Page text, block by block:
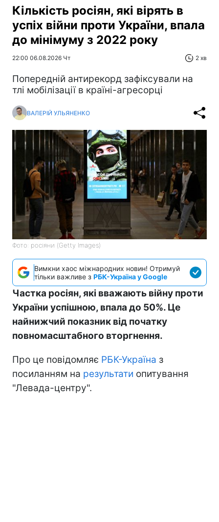
Кількість росіян, які вірять в
успіх війни проти України, впала
до мінімуму з 2022 року
22:00 06.08.2026 Чт 2 хв
Попередній антирекорд зафіксували на
тлі мобілізації в країні-агресорці
ВАЛЕРІЙ УЛЬЯНЕНКО
Фото: росіяни (Getty Images)
Вимкни хаос міжнародних новин! Отримуй
тільки важливе з РБК-Україна у Google
Частка росіян, які вважають війну проти
України успішною, впала до 50%. Це
найнижчий показник від початку
повномасштабного вторгнення.
Про це повідомляє РБК-Україна з
посиланням на результати опитування
"Левада-центру".